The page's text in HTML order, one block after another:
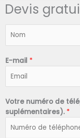
Devis
*
E-mail *
Votre numéro de
suplémentaires). *